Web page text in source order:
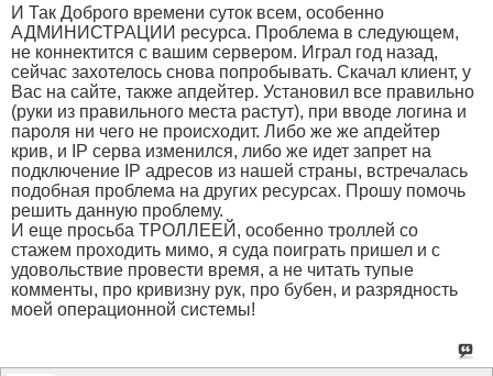
И Так Доброго времени суток всем, особенно
АДМИНИСТРАЦИИ ресурса. Проблема в следующем,
не коннектится с вашим сервером. Играл год назад,
сейчас захотелось снова попробывать. Скачал клиент, у
Вас на сайте, также апдейтер. Установил все правильно
(руки из правильного места растут), при вводе логина и
пароля ни чего не происходит. Либо же же апдейтер
крив, и IP серва изменился, либо же идет запрет на
подключение IP адресов из нашей страны, встречалась
подобная проблема на других ресурсах. Прошу помочь
решить данную проблему.
И еще просьба ТРОЛЛЕЕЙ, особенно троллей со
стажем проходить мимо, я суда поиграть пришел и с
удовольствие провести время, а не читать тупые
комменты, про кривизну рук, про бубен, и разрядность
моей операционной системы!